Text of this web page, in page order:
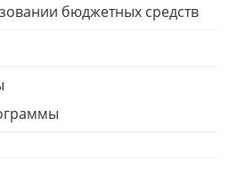
бюджетных средств